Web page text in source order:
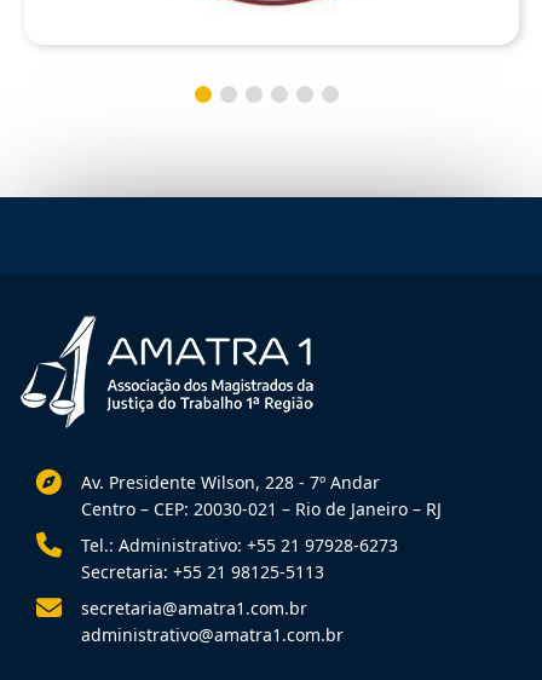
Av. Presidente Wilson, 228 - 7º Andar
Centro – CEP: 20030-021 – Rio de Janeiro – RJ
Tel.: Administrativo: +55 21 97928-6273
Secretaria: +55 21 98125-5113
secretaria@amatra1.com.br
administrativo@amatra1.com.br